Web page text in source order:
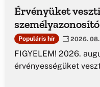
Érvényüket
Populáris hír 2026.
FIGYELEM! 2026.
érvényességüket